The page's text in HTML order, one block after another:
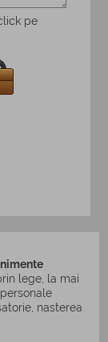
pe
lege, la mai
nasterea